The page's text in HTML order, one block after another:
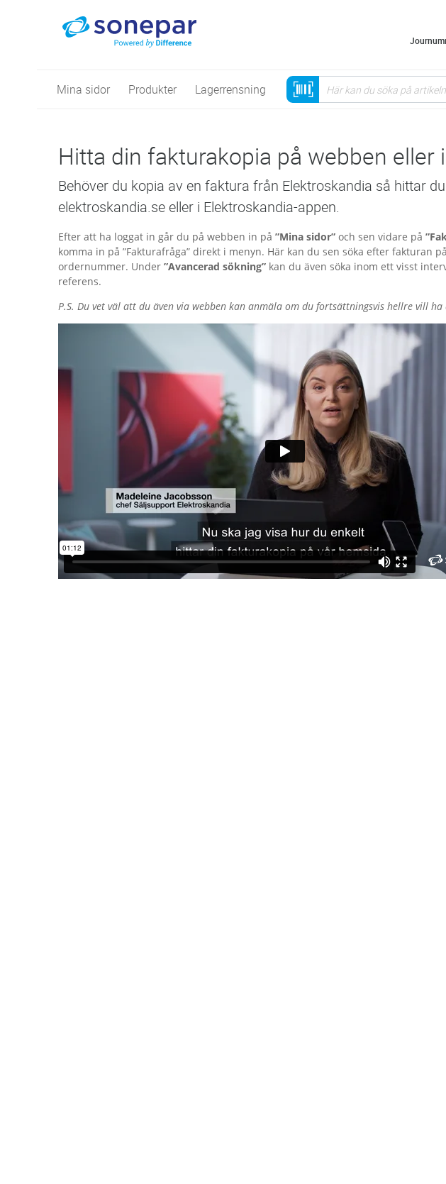
Mina sidor Produkter Lagerrensning
Hitta din fakturakopia på webben eller
Behöver du kopia av en faktura från Elektroskandia så hittar
elektroskandia.se eller i Elektro­skandia-appen.
Efter att ha loggat in går du på webben in på ”Mina sidor” och sen vidare på
komma in på ”Fakturafråga” direkt i menyn. Här kan du sen söka efter fakturan
ordernummer. Under ”Avancerad sökning” kan du även söka inom ett visst
referens.
P.S. Du vet väl att du även via webben kan anmäla om du fortsättningsvis hellre vill